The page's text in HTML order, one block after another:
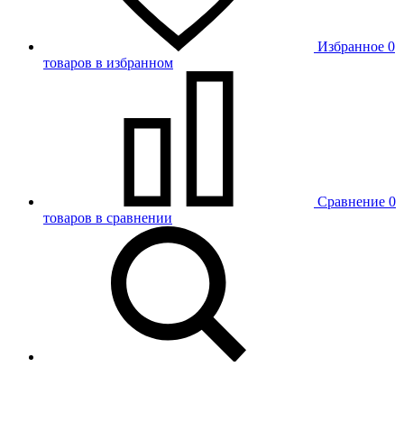
Избранное 0
товаров в избранном
Сравнение 0
товаров в сравнении